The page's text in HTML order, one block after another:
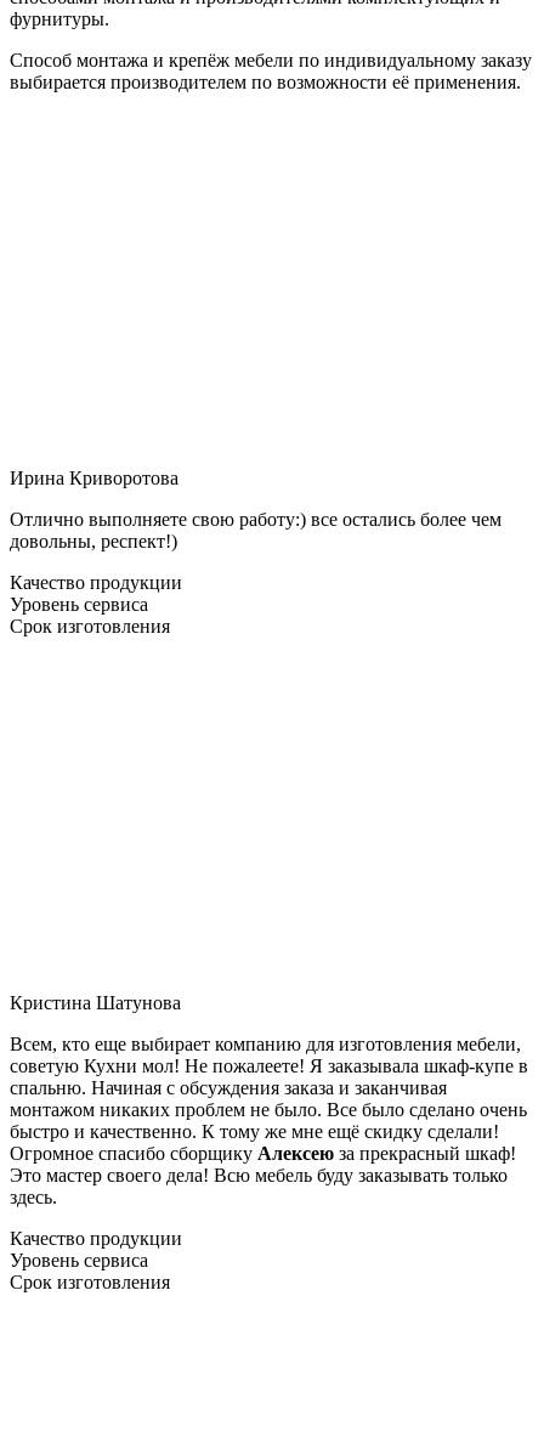
фурнитуры.
Способ монтажа и крепёж мебели по индивидуальному заказу
выбирается производителем по возможности её применения.
Ирина Криворотова
Отлично выполняете свою работу:) все остались более чем
довольны, респект!)
Качество продукции
Уровень сервиса
Срок изготовления
Кристина Шатунова
Всем, кто еще выбирает компанию для изготовления мебели,
советую Кухни мол! Не пожалеете! Я заказывала шкаф-купе в
спальню. Начиная с обсуждения заказа и заканчивая
монтажом никаких проблем не было. Все было сделано очень
быстро и качественно. К тому же мне ещё скидку сделали!
Огромное спасибо сборщику Алексею за прекрасный шкаф!
Это мастер своего дела! Всю мебель буду заказывать только
здесь.
Качество продукции
Уровень сервиса
Срок изготовления